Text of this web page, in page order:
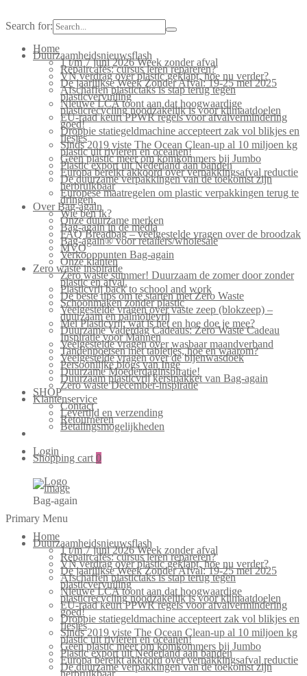
Search for:
Home
Duurzaamheidsnieuwsflash
1 t/m 7 juni 2026 Week zonder afval
Repaircafés: cursus leren repareren?
VN verdrag over plastic geklapt, hoe nu verder?
De jaarlijkse Week Zonder Afval: 19-25 mei 2025
Afschaffen plastictaks is stap terug tegen
plasticvervuiling
Nieuwe LCA toont aan dat hoogwaardige
plasticrecycling noodzakelijk is voor klimaatdoelen
EU-raad keurt PPWR regels voor afvalvermindering
goed!
Droppie statiegeldmachine accepteert zak vol blikjes en
flesjes
Sinds 2019 viste The Ocean Clean-up al 10 miljoen kg
plastic uit rivieren en oceanen!
Geen plastic meer om komkommers bij Jumbo
Plastic export uit Nederland aan banden
Europa bereikt akkoord over verpakkingsafval reductie
De duurzame verpakkingen van de toekomst zijn
herbruikbaar
Europese maatregelen om plastic verpakkingen terug te
dringen.
Over Bag-again
Wie ben ik?
Onze duurzame merken
Bag-again in de media
FAQ Breadbag – veelgestelde vragen over de broodzak
Bag-again® voor retailers/wholesale
MVO
Verkooppunten Bag-again
Onze klanten
Zero waste inspiratie
Zero waste summer! Duurzaam de zomer door zonder
plastic en afval.
Plasticvrij back to school and work
De beste tips om te starten met Zero Waste
Schoonmaken zonder plastic
Veelgestelde vragen over vaste zeep (blokzeep) –
duurzaam en palmolievrij
Mei Plasticvrij: wat is het en hoe doe je mee?
Duurzame Vaderdag Cadeaus: Zero Waste Cadeau
Inspiratie voor Mannen
Veelgestelde vragen over wasbaar maandverband
Tandenpoetsen met tabletjes, hoe en waarom?
Veelgestelde vragen over de bijenwasdoek
Persoonlijke blogs van Inge
Duurzame Moederdaginspiratie!
Duurzaam plasticvrij kerstpakket van Bag-again
Zero waste December-inspiratie
SHOP
Klantenservice
Contact
Levertijd en verzending
Retourneren
Betalingsmogelijkheden
Login
Shopping cart 0
Bag-again
Primary Menu
Home
Duurzaamheidsnieuwsflash
1 t/m 7 juni 2026 Week zonder afval
Repaircafés: cursus leren repareren?
VN verdrag over plastic geklapt, hoe nu verder?
De jaarlijkse Week Zonder Afval: 19-25 mei 2025
Afschaffen plastictaks is stap terug tegen
plasticvervuiling
Nieuwe LCA toont aan dat hoogwaardige
plasticrecycling noodzakelijk is voor klimaatdoelen
EU-raad keurt PPWR regels voor afvalvermindering
goed!
Droppie statiegeldmachine accepteert zak vol blikjes en
flesjes
Sinds 2019 viste The Ocean Clean-up al 10 miljoen kg
plastic uit rivieren en oceanen!
Geen plastic meer om komkommers bij Jumbo
Plastic export uit Nederland aan banden
Europa bereikt akkoord over verpakkingsafval reductie
De duurzame verpakkingen van de toekomst zijn